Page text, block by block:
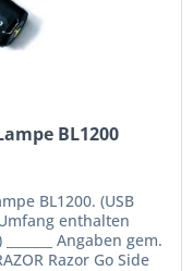
BL1200
BL1200. (USB
enthalten
Angaben gem.
Razor Go Side